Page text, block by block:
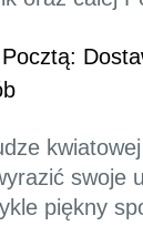
swoje
piękny